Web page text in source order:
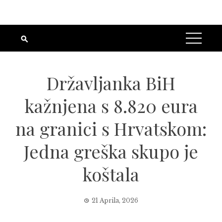
Državljanka BiH
kažnjena s 8.820 eura
na granici s Hrvatskom:
Jedna greška skupo je
koštala
21 Aprila, 2026